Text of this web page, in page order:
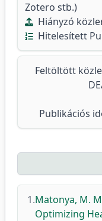
Zotero stb.)
Hiányzó
Hitelesített
Feltöltött
Publikációs
1.Matonya, M.
Optimizing